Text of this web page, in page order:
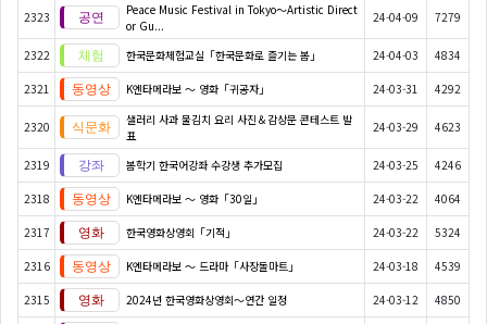
2323
Peace Music Festival in Tokyo～Artistic Direct
or Gu...
24-04-09 7279
2322 한국문화체험교실「한국문화로 즐기는 봄」 24-04-03 4834
2321 K엔타메라보 ～ 영화「귀공자」 24-03-31 4292
2320
샐러리 사과 물김치 요리 사진＆감상문 콘테스트 발
표
24-03-29 4623
2319 봄학기 한국어강좌 수강생 추가모집 24-03-25 4246
2318 K엔타메라보 ～ 영화「30일」 24-03-22 4064
2317 한국영화상영회「기적」 24-03-22 5324
2316 K엔타메라보 ～ 드라마「사장돌마트」 24-03-18 4539
2315 2024년 한국영화상영회～연간 일정 24-03-12 4850